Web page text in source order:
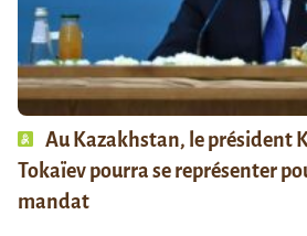
Au Kazakhstan, le président
Tokaïev pourra se représenter
mandat